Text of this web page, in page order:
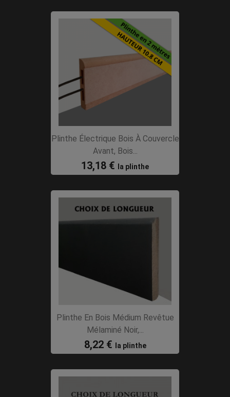
Plinthe Électrique Bois À Couvercle
Avant, Bois...
13,18 € la plinthe
Plinthe En Bois Médium Revêtue
Mélaminé Noir,...
8,22 € la plinthe